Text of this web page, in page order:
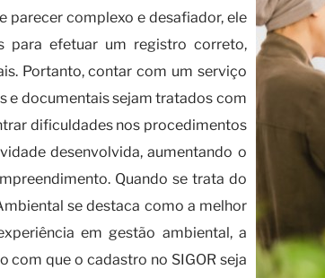
parecer complexo e desafiador, ele
para efetuar um registro correto,
Portanto, contar com um serviço
e documentais sejam tratados com
dificuldades nos procedimentos
desenvolvida, aumentando o
Quando se trata do
se destaca como a melhor
em gestão ambiental, a
com que o cadastro no SIGOR seja